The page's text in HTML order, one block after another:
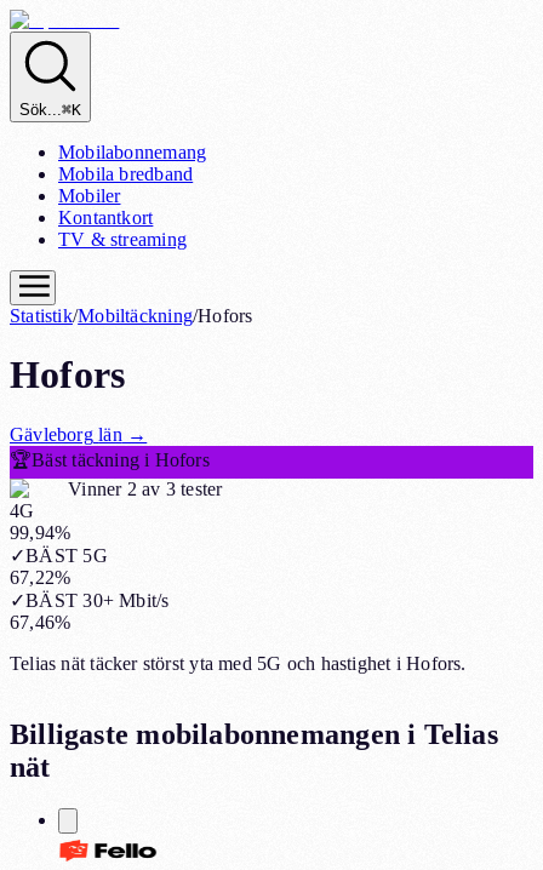
Sök...⌘K
Mobilabonnemang
Mobila bredband
Mobiler
Kontantkort
TV & streaming
Statistik/Mobiltäckning/Hofors
Hofors
Gävleborg län →
🏆Bäst täckning i Hofors
Vinner 2 av 3 tester
4G
99,94%
✓BÄST 5G
67,22%
✓BÄST 30+ Mbit/s
67,46%
Telias nät täcker störst yta med 5G och hastighet i Hofors.
Billigaste mobilabonnemangen i Telias
nät